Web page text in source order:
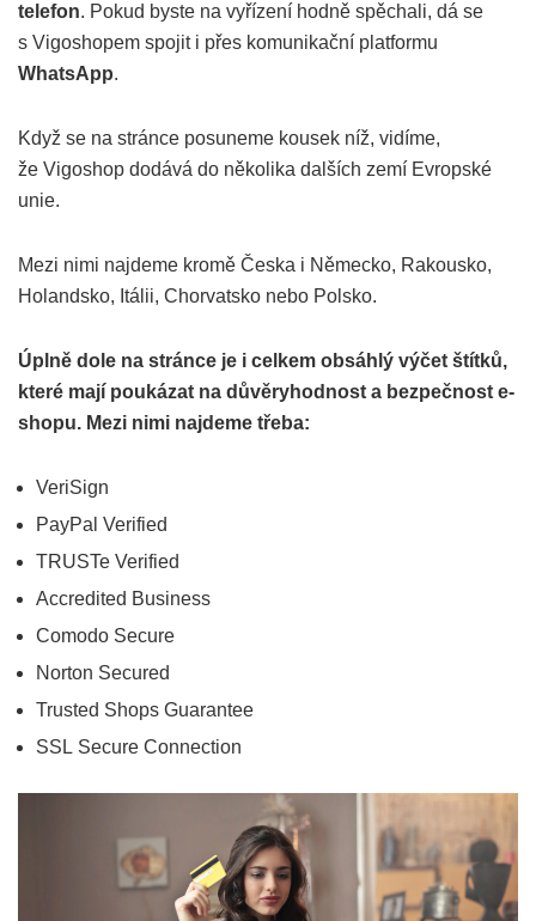
telefon. Pokud byste na vyřízení hodně spěchali, dá se
s Vigoshopem spojit i přes komunikační platformu
WhatsApp.
Když se na stránce posuneme kousek níž, vidíme,
že Vigoshop dodává do několika dalších zemí Evropské
unie.
Mezi nimi najdeme kromě Česka i Německo, Rakousko,
Holandsko, Itálii, Chorvatsko nebo Polsko.
Úplně dole na stránce je i celkem obsáhlý výčet štítků,
které mají poukázat na důvěryhodnost a bezpečnost e-
shopu. Mezi nimi najdeme třeba:
VeriSign
PayPal Verified
TRUSTe Verified
Accredited Business
Comodo Secure
Norton Secured
Trusted Shops Guarantee
SSL Secure Connection